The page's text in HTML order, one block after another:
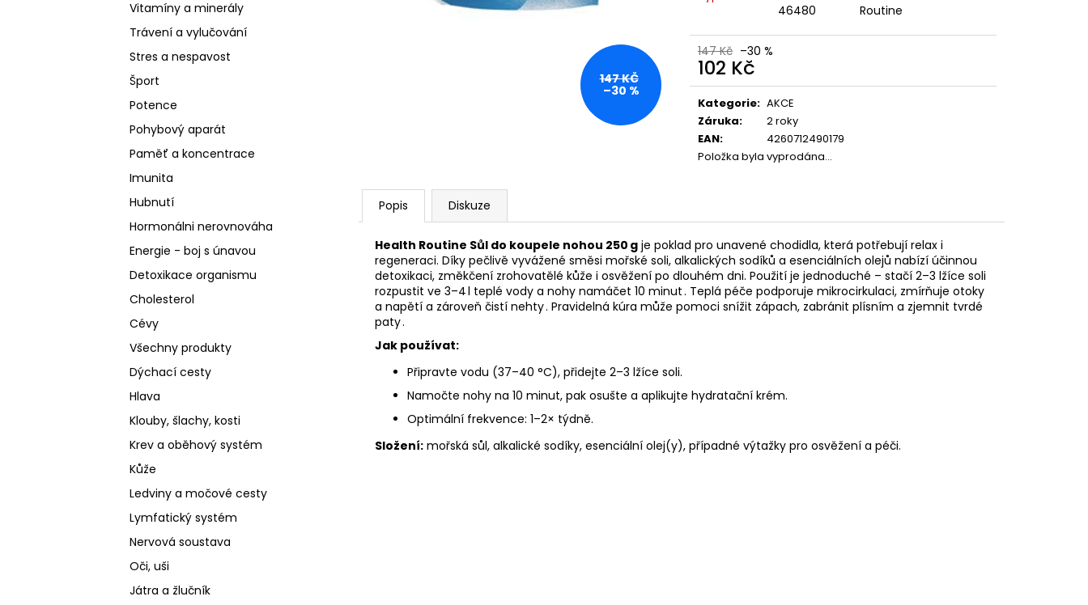
Vitamíny a minerály
Trávení a vylučování
Stres a nespavost
Šport
Potence
Pohybový aparát
Paměť a koncentrace
Imunita
Hubnutí
Hormonálni nerovnováha
Energie - boj s únavou
Detoxikace organismu
Cholesterol
Cévy
Všechny produkty
Dýchací cesty
Hlava
Klouby, šlachy, kosti
Krev a oběhový systém
Kůže
Ledviny a močové cesty
Lymfatický systém
Nervová soustava
Oči, uši
Játra a žlučník
46480
Routine
147 Kč –30 %
102 Kč
Měrná
cena:
Kategorie: AKCE
Záruka:
2 roky
EAN:
4260712490179
Položka byla vyprodána…
147 KČ
–30 %
Popis Diskuze
Health Routine Sůl do koupele nohou 250 g je poklad pro unavené chodidla, která potřebují relax i
regeneraci. Díky pečlivě vyvážené směsi mořské soli, alkalických sodíků a esenciálních olejů nabízí účinnou
detoxikaci, změkčení zrohovatělé kůže i osvěžení po dlouhém dni. Použití je jednoduché – stačí 2–3 lžíce soli
rozpustit ve 3–4 l teplé vody a nohy namáčet 10 minut . Teplá péče podporuje mikrocirkulaci, zmírňuje otoky
a napětí a zároveň čistí nehty . Pravidelná kúra může pomoci snížit zápach, zabránit plísním a zjemnit tvrdé
paty.
Jak používat:
Připravte vodu (37–40 °C), přidejte 2–3 lžíce soli.
Namočte nohy na 10 minut, pak osušte a aplikujte hydratační krém.
Optimální frekvence: 1–2× týdně.
Složení: mořská sůl, alkalické sodíky, esenciální olej(y), případné výtažky pro osvěžení a péči.